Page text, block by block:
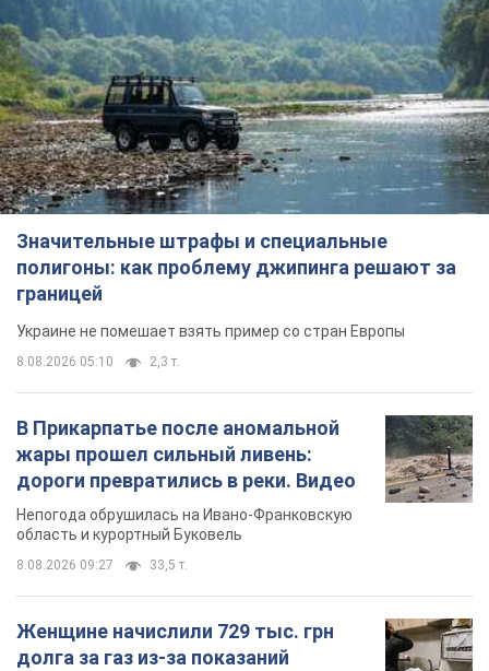
Значительные штрафы и специальные
полигоны: как проблему джипинга решают за
границей
Украине не помешает взять пример со стран Европы
8.08.2026 05:10 2,3 т.
В Прикарпатье после аномальной
жары прошел сильный ливень:
дороги превратились в реки. Видео
Непогода обрушилась на Ивано-Франковскую
область и курортный Буковель
8.08.2026 09:27 33,5 т.
Женщине начислили 729 тыс. грн
долга за газ из-за показаний